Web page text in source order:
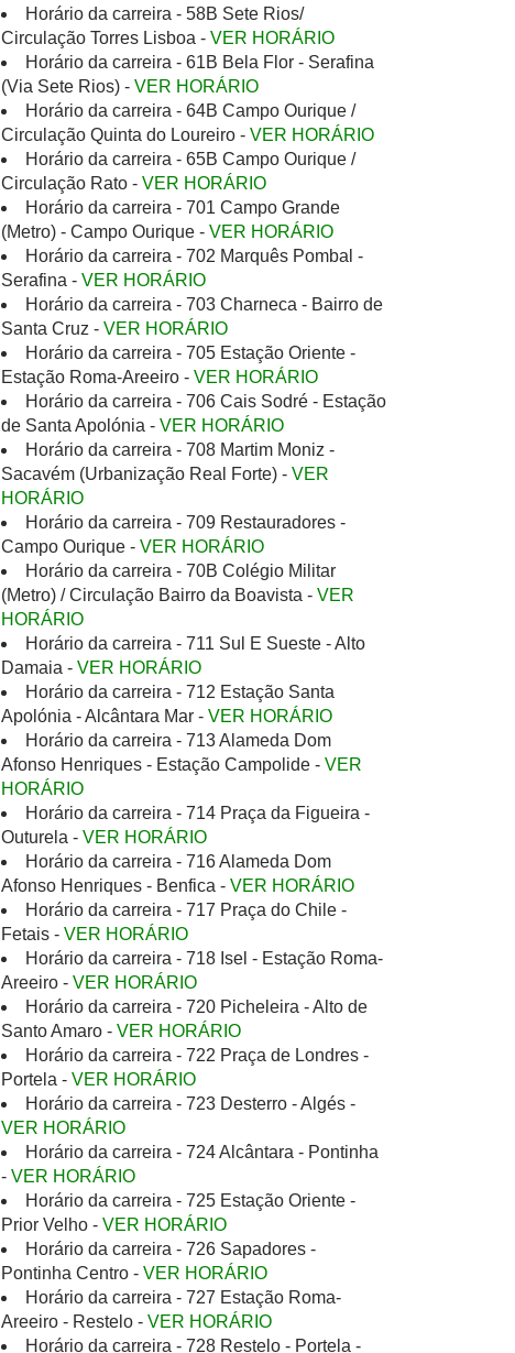
Horário da carreira - 58B Sete Rios/
Circulação Torres Lisboa - VER HORÁRIO
Horário da carreira - 61B Bela Flor - Serafina
(Via Sete Rios) - VER HORÁRIO
Horário da carreira - 64B Campo Ourique /
Circulação Quinta do Loureiro - VER HORÁRIO
Horário da carreira - 65B Campo Ourique /
Circulação Rato - VER HORÁRIO
Horário da carreira - 701 Campo Grande
(Metro) - Campo Ourique - VER HORÁRIO
Horário da carreira - 702 Marquês Pombal -
Serafina - VER HORÁRIO
Horário da carreira - 703 Charneca - Bairro de
Santa Cruz - VER HORÁRIO
Horário da carreira - 705 Estação Oriente -
Estação Roma-Areeiro - VER HORÁRIO
Horário da carreira - 706 Cais Sodré - Estação
de Santa Apolónia - VER HORÁRIO
Horário da carreira - 708 Martim Moniz -
Sacavém (Urbanização Real Forte) - VER
HORÁRIO
Horário da carreira - 709 Restauradores -
Campo Ourique - VER HORÁRIO
Horário da carreira - 70B Colégio Militar
(Metro) / Circulação Bairro da Boavista - VER
HORÁRIO
Horário da carreira - 711 Sul E Sueste - Alto
Damaia - VER HORÁRIO
Horário da carreira - 712 Estação Santa
Apolónia - Alcântara Mar - VER HORÁRIO
Horário da carreira - 713 Alameda Dom
Afonso Henriques - Estação Campolide - VER
HORÁRIO
Horário da carreira - 714 Praça da Figueira -
Outurela - VER HORÁRIO
Horário da carreira - 716 Alameda Dom
Afonso Henriques - Benfica - VER HORÁRIO
Horário da carreira - 717 Praça do Chile -
Fetais - VER HORÁRIO
Horário da carreira - 718 Isel - Estação Roma-
Areeiro - VER HORÁRIO
Horário da carreira - 720 Picheleira - Alto de
Santo Amaro - VER HORÁRIO
Horário da carreira - 722 Praça de Londres -
Portela - VER HORÁRIO
Horário da carreira - 723 Desterro - Algés -
VER HORÁRIO
Horário da carreira - 724 Alcântara - Pontinha
- VER HORÁRIO
Horário da carreira - 725 Estação Oriente -
Prior Velho - VER HORÁRIO
Horário da carreira - 726 Sapadores -
Pontinha Centro - VER HORÁRIO
Horário da carreira - 727 Estação Roma-
Areeiro - Restelo - VER HORÁRIO
Horário da carreira - 728 Restelo - Portela -